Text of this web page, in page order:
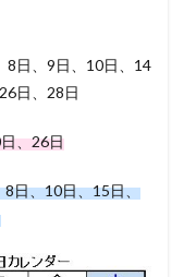
8日、9日、10日、14
日、28日
、26日
8日、10日、15日、